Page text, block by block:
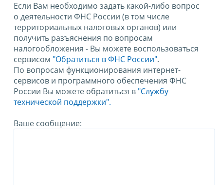
Если Вам необходимо задать какой-либо вопрос
о деятельности ФНС России (в том числе
территориальных налоговых органов) или
получить разъяснения по вопросам
налогообложения - Вы можете воспользоваться
сервисом "Обратиться в ФНС России".
По вопросам функционирования интернет-
сервисов и программного обеспечения ФНС
России Вы можете обратиться в "Службу
технической поддержки".
Ваше сообщение: